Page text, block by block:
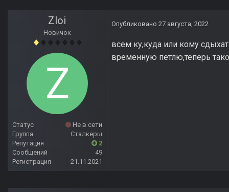
Zloi
Новичок
Статус
Не в сети
Группа
Сталкеры
Репутация
2
Сообщений
49
Регистрация
21.11.2021
Опубликовано 27 августа, 2022
всем ку,куда или кому
временную петлю,теперь